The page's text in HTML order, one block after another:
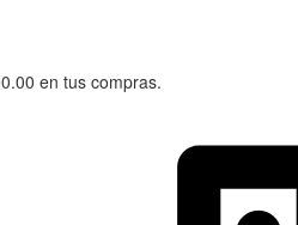
en tus compras.